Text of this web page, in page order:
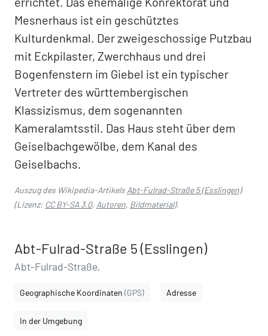
Mesnerhaus ist ein geschütztes
Kulturdenkmal. Der zweigeschossige Putzbau
mit Eckpilaster, Zwerchhaus und drei
Bogenfenstern im Giebel ist ein typischer
Vertreter des württembergischen
Klassizismus, dem sogenannten
Kameralamtsstil. Das Haus steht über dem
Geiselbachgewölbe, dem Kanal des
Geiselbachs.
Auszug des Wikipedia-ArtikelsAbt-Fulrad-Straße 5 (Esslingen)
(Lizenz: CC BY-SA 3.0, Autoren, Bildmaterial).
Abt-Fulrad-Straße 5 (Esslingen)
Abt-Fulrad-Straße,
Geographische Koordinaten (GPS) Adresse
In der Umgebung